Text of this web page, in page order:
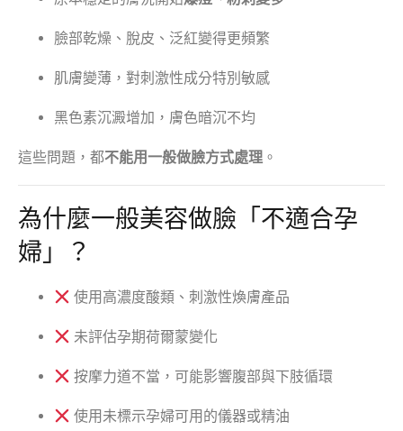
臉部乾燥、脫皮、泛紅變得更頻繁
肌膚變薄，對刺激性成分特別敏感
黑色素沉澱增加，膚色暗沉不均
這些問題，都不能用一般做臉方式處理 。
為什麼一般美容做臉「不適合孕
婦」？
使用高濃度酸類、刺激性煥膚產品
未評估孕期荷爾蒙變化
按摩力道不當，可能影響腹部與下肢循環
使用未標示孕婦可用的儀器或精油